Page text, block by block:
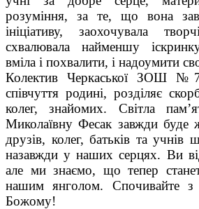
розуміння, за те, що вона
ініціативу, заохочувала
схвалювала найменшу
вміла і похвалити, і надоумити
Колектив Черкаської ЗОШ
співчуття родині, розділяє
колег, знайомих. Світла
Миколаївну Фесак завжди буде
друзів, колег, батьків та учнів
назавжди у наших серцях. Ви
але ми знаємо, що тепер
нашим янголом. Спочивайте
Божому!